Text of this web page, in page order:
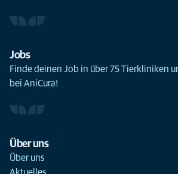
Jobs
Finde deinen Job in über 75 Tierkliniken
bei AniCura!
Über uns
Über uns